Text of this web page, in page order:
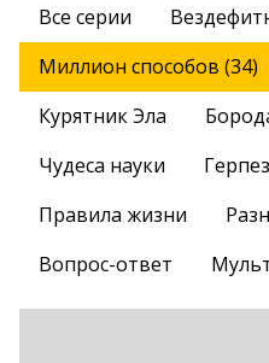
Все серии
Миллион способов (34)
Курятник Эла
Чудеса науки
Правила жизни
Вопрос-ответ